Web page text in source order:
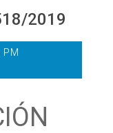
2019
PM